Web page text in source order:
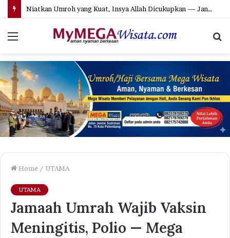
Niatkan Umroh yang Kuat, Insya Allah Dicukupkan — Jangan Ragu Lagi Menuju Baitullah!
Menu
Home / UTAMA
UTAMA
Jamaah Umrah Wajib Vaksin
Meningitis, Polio — Mega